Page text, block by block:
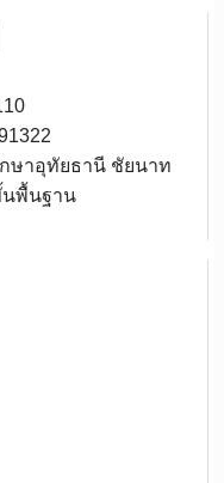
ษาอุทัยธานี ชัยนาท
นพื้นฐาน